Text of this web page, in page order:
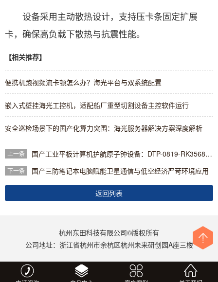
设备采用主动散热设计，支持压卡条固定扩展
卡，确保高负载下散热与抗震性能。
【相关推荐】
便携机跑视频流卡顿怎么办？海光平台与双系统配置
嵌入式壁挂海光工控机，适配船厂重型切割设备主控软件运行
安全巡检场景下的国产化算力突围：海光服务器解决方案深度解析
上一条 国产工业平板计算机护航原子钟设备：DTP-0819-RK3568方案解析
下一条 国产三防笔记本电脑赋能卫星通信与低空经济严苛环境应用
返回列表
杭州东田科技有限公司©版权所有
公司地址：浙江省杭州市余杭区杭州未来研创园A座三楼